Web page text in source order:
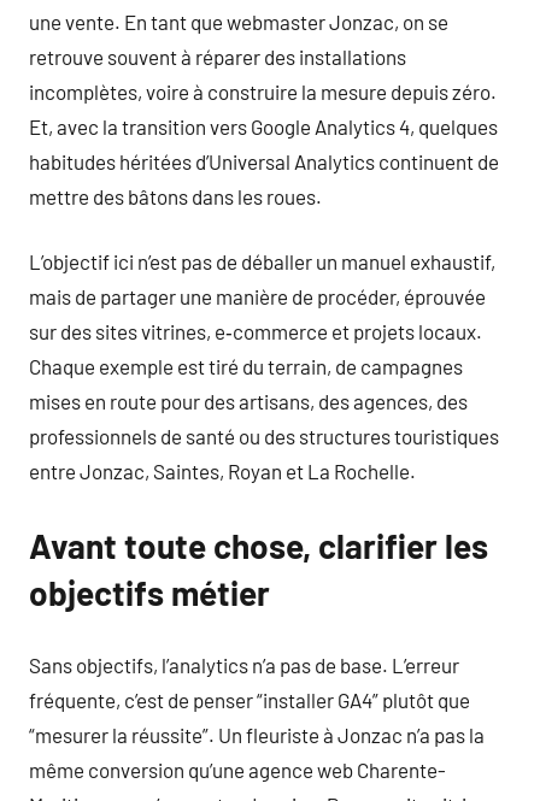
une vente. En tant que webmaster Jonzac, on se
retrouve souvent à réparer des installations
incomplètes, voire à construire la mesure depuis zéro.
Et, avec la transition vers Google Analytics 4, quelques
habitudes héritées d’Universal Analytics continuent de
mettre des bâtons dans les roues.
L’objectif ici n’est pas de déballer un manuel exhaustif,
mais de partager une manière de procéder, éprouvée
sur des sites vitrines, e‑commerce et projets locaux.
Chaque exemple est tiré du terrain, de campagnes
mises en route pour des artisans, des agences, des
professionnels de santé ou des structures touristiques
entre Jonzac, Saintes, Royan et La Rochelle.
Avant toute chose, clarifier les
objectifs métier
Sans objectifs, l’analytics n’a pas de base. L’erreur
fréquente, c’est de penser “installer GA4” plutôt que
“mesurer la réussite”. Un fleuriste à Jonzac n’a pas la
même conversion qu’une agence web Charente-